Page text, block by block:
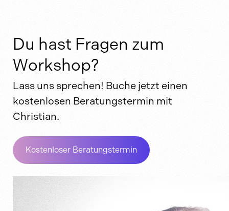
Du hast Fragen zum
Workshop?
Lass uns sprechen! Buche jetzt einen
kostenlosen Beratungstermin mit
Christian.
Kostenloser Beratungstermin